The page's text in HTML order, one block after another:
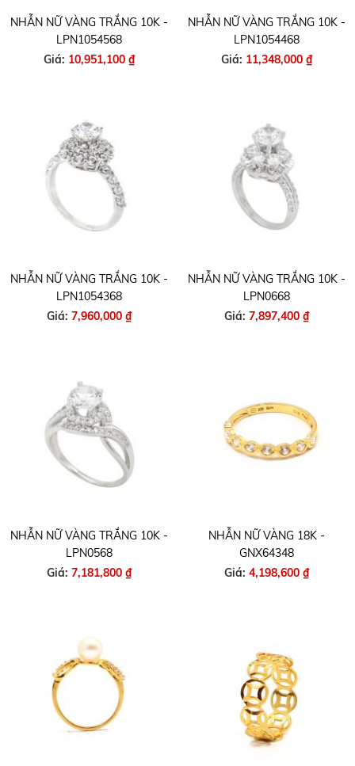
NHẪN NỮ VÀNG TRẮNG 10K -
LPN1054568
Giá: 10,951,100 ₫
NHẪN NỮ VÀNG TRẮNG 10K -
LPN1054468
Giá: 11,348,000 ₫
NHẪN NỮ VÀNG TRẮNG 10K -
LPN1054368
Giá: 7,960,000 ₫
NHẪN NỮ VÀNG TRẮNG 10K -
LPN0668
Giá: 7,897,400 ₫
NHẪN NỮ VÀNG TRẮNG 10K -
LPN0568
Giá: 7,181,800 ₫
NHẪN NỮ VÀNG 18K -
GNX64348
Giá: 4,198,600 ₫